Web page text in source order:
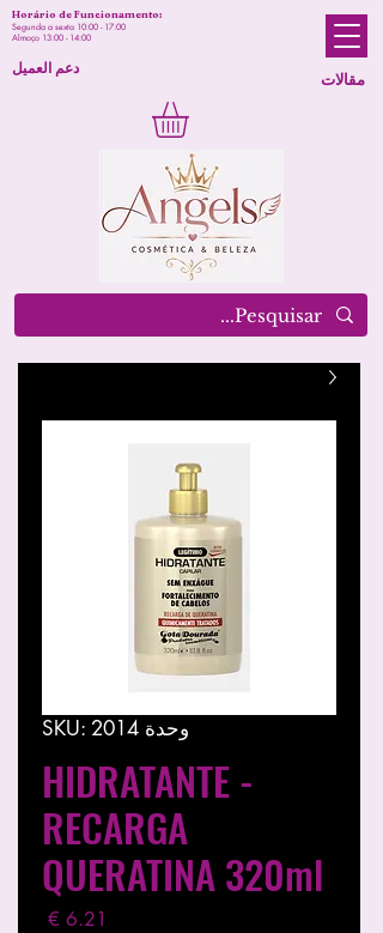
مقالات
Horário de Funcionamento:
Segunda a sexta 10:00 - 17:00
Almoço 13:00 - 14:00
دعم العميل
وحدة SKU: 2014
HIDRATANTE -
RECARGA
QUERATINA 320ml
السعر